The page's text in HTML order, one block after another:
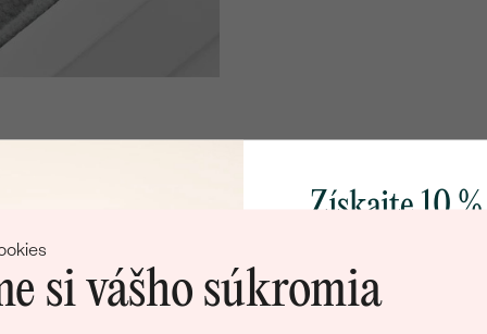
si vášho súkromia
TVAR:
Získajte 10